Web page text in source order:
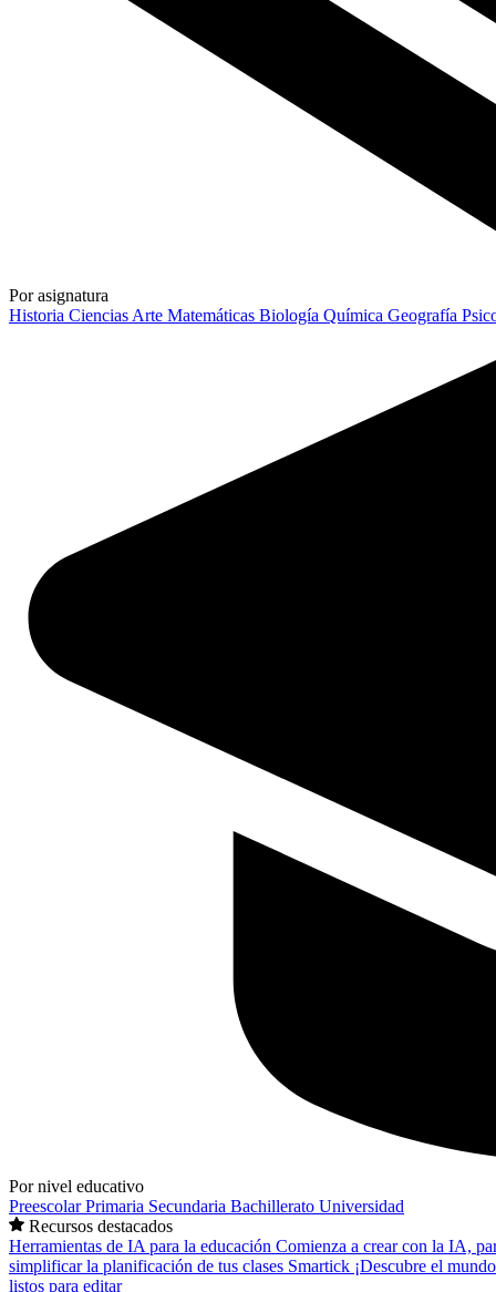
Por asignatura
Historia Ciencias Arte Matemáticas Biología Química Geografía
Por nivel educativo
PreescolarPrimaria Secundaria Bachillerato Universidad
Recursos destacados
Herramientas de IA para la educación Comienza a crear con la IA,
simplificar la planificación de tus clases Smartick ¡Descubre el
listos para editar